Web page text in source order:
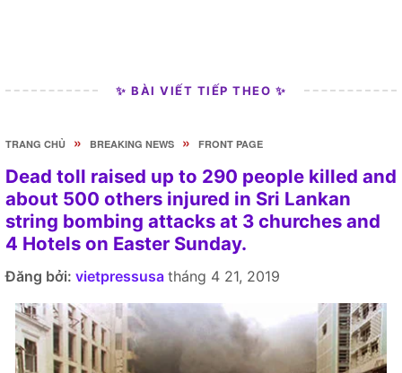
✨ BÀI VIẾT TIẾP THEO ✨
TRANG CHỦ » BREAKING NEWS » FRONT PAGE
Dead toll raised up to 290 people killed and
about 500 others injured in Sri Lankan
string bombing attacks at 3 churches and
4 Hotels on Easter Sunday.
Đăng bởi: vietpressusa tháng 4 21, 2019